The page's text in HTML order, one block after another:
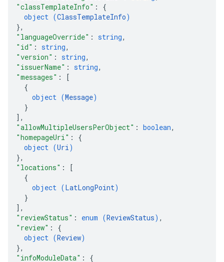
"classTemplateInfo" : {
object (ClassTemplateInfo)
},
"languageOverride" : string,
"id" : string,
"version" : string,
"issuerName" : string,
"messages" :
[
{
object (Message)
}
] ,
"allowMultipleUsersPerObject" : boolean,
"homepageUri" : {
object (Uri)
},
"locations" :
[
{
object (LatLongPoint)
}
] ,
"reviewStatus" : enum (ReviewStatus) ,
"review" : {
object (Review)
},
"infoModuleData" : {